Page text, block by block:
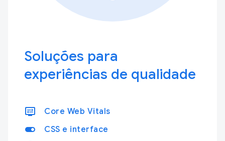
Soluções para
experiências de qualidade
display_settings Core Web Vitals
toggle_on CSS e interface